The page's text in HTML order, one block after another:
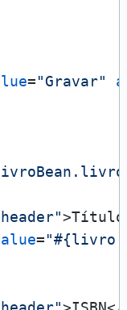
="Gravar"
>Título
=